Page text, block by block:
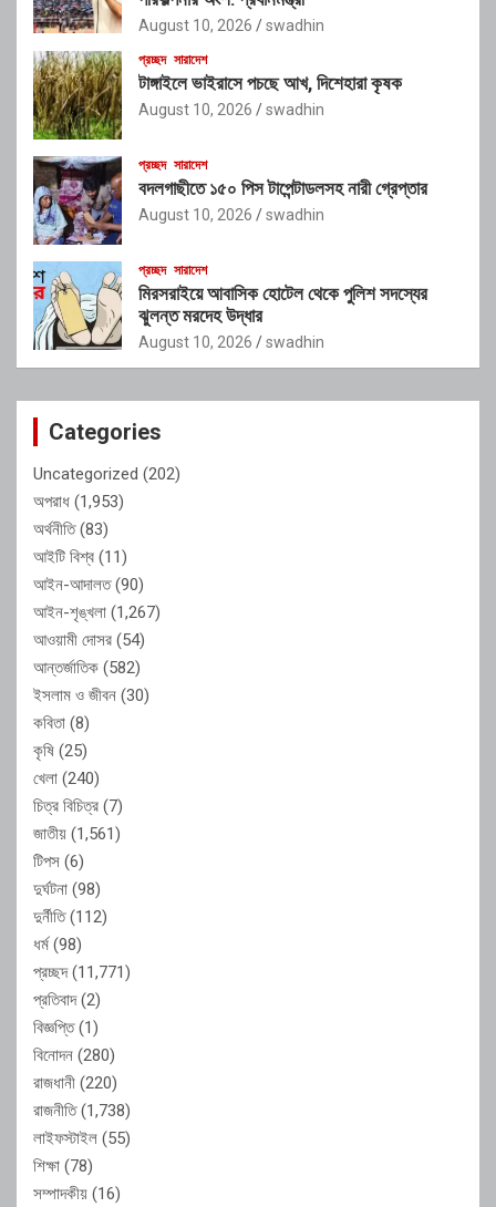
August 10, 2026 swadhin
প্রচ্ছদ সারাদেশ
টাঙ্গাইলে ভাইরাসে পচছে আখ, দিশেহারা কৃষক
August 10, 2026 swadhin
প্রচ্ছদ সারাদেশ
বদলগাছীতে ১৫০ পিস টাপেন্টাডলসহ নারী গ্রেপ্তার
August 10, 2026 swadhin
প্রচ্ছদ সারাদেশ
মিরসরাইয়ে আবাসিক হোটেল থেকে পুলিশ সদস্যের
ঝুলন্ত মরদেহ উদ্ধার
August 10, 2026 swadhin
Categories
Uncategorized (202)
অপরাধ (1,953)
অর্থনীতি(83)
আইটি বিশ্ব (11)
আইন-আদালত(90)
আইন-শৃঙ্খলা (1,267)
আওয়ামী দোসর (54)
আন্তর্জাতিক (582)
ইসলাম ও জীবন (30)
কবিতা (8)
কৃষি (25)
খেলা (240)
চিত্র বিচিত্র (7)
জাতীয় (1,561)
টিপস (6)
দুর্ঘটনা (98)
দুর্নীতি(112)
ধর্ম(98)
প্রচ্ছদ(11,771)
প্রতিবাদ(2)
বিজ্ঞপ্তি(1)
বিনোদন (280)
রাজধানী (220)
রাজনীতি(1,738)
লাইফস্টাইল (55)
শিক্ষা (78)
সম্পাদকীয় (16)